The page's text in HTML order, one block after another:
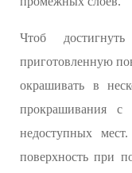
Чтоб достигнуть
приготовленную
окрашивать в
прокрашивания
недоступных
поверхность при